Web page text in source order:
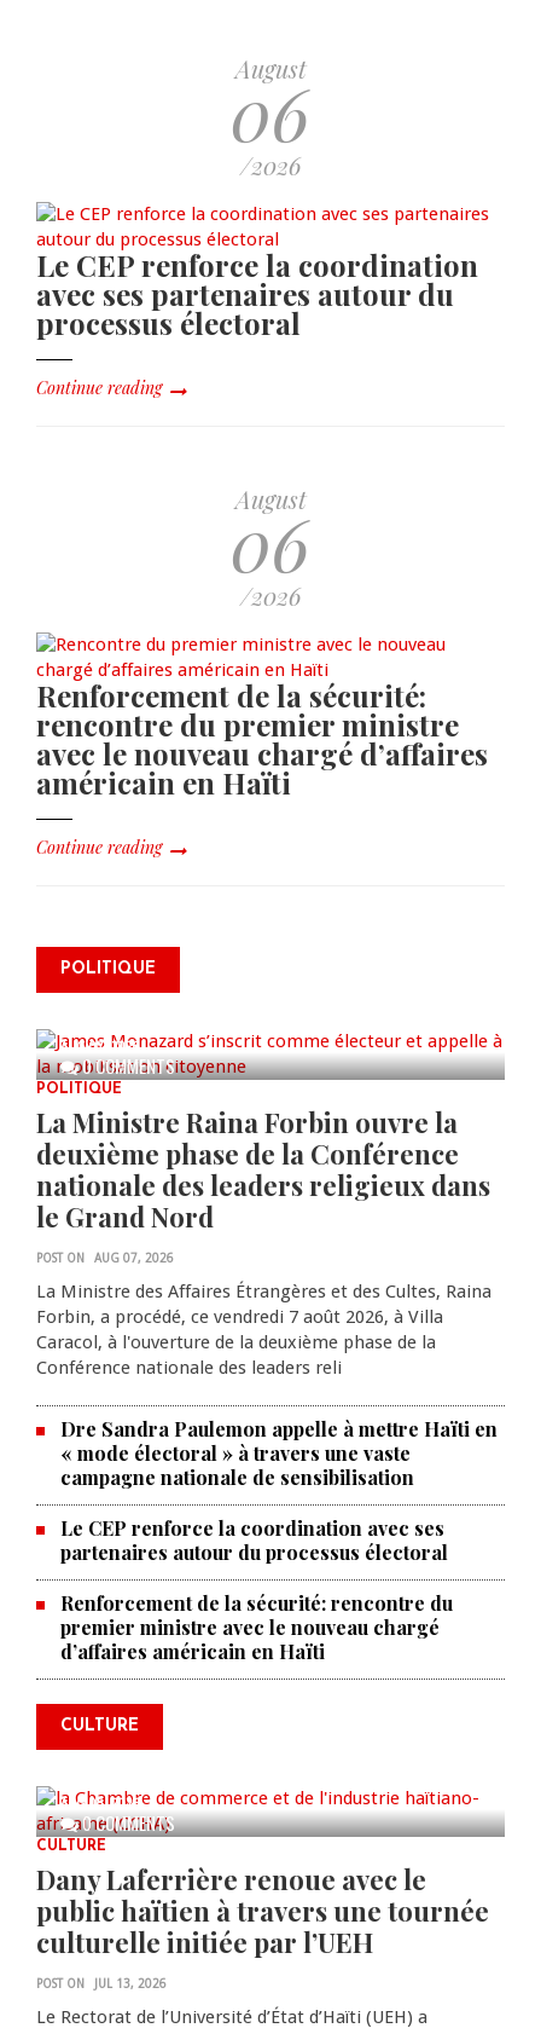
August
06
/2026
Le CEP renforce la coordination
avec ses partenaires autour du
processus électoral
Continue reading
August
06
/2026
Renforcement de la sécurité:
rencontre du premier ministre
avec le nouveau chargé d’affaires
américain en Haïti
Continue reading
POLITIQUE
0 COMMENTS
James Monazard s’inscrit comme
électeur et appelle à la
AUG 07, 2026
POLITIQUE
La Ministre Raina Forbin ouvre la
deuxième phase de la Conférence
nationale des leaders religieux dans
le Grand Nord
POST ON AUG 07, 2026
La Ministre des Affaires Étrangères et des Cultes, Raina
Forbin, a procédé, ce vendredi 7 août 2026, à Villa
Caracol, à l'ouverture de la deuxième phase de la
Conférence nationale des leaders reli
Dre Sandra Paulemon appelle à mettre Haïti en
« mode électoral » à travers une vaste
campagne nationale de sensibilisation
Le CEP renforce la coordination avec ses
partenaires autour du processus électoral
Renforcement de la sécurité: rencontre du
premier ministre avec le nouveau chargé
d’affaires américain en Haïti
CULTURE
0 COMMENTS
La Chambre de commerce et de
l'industrie haïtiano-africaine
annonce des activités pour
commémorer le 235e
anniversaire de la cérémonie du
AUG 05, 2026
CULTURE
Dany Laferrière renoue avec le
public haïtien à travers une tournée
culturelle initiée par l’UEH
POST ON JUL 13, 2026
Le Rectorat de l’Université d’État d’Haïti (UEH) a